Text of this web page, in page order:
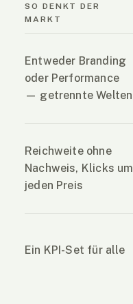
SO DENKT DER
MARKT
Entweder Branding
oder Performance
— getrennte Welten
Reichweite ohne
Nachweis, Klicks um
jeden Preis
Ein KPI-Set für alle